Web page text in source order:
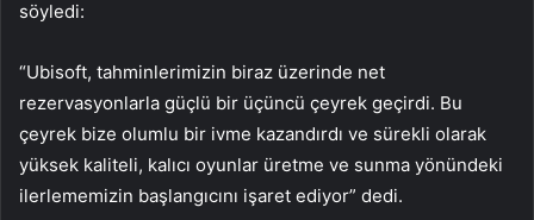
söyledi:
“Ubisoft, tahminlerimizin biraz üzerinde net
rezervasyonlarla güçlü bir üçüncü çeyrek geçirdi. Bu
çeyrek bize olumlu bir ivme kazandırdı ve sürekli olarak
yüksek kaliteli, kalıcı oyunlar üretme ve sunma yönündeki
ilerlememizin başlangıcını işaret ediyor” dedi.